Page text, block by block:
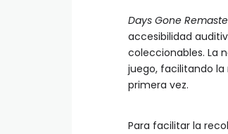
Days Gone
accesibilidad
coleccionables. La
juego, facilitando
primera vez.
Para facilitar la